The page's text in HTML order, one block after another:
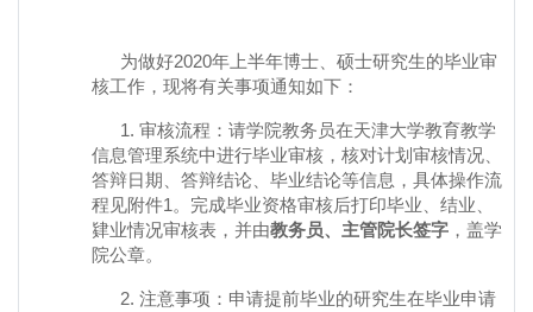
为做好2020年上半年博士、硕士研究生的毕业审
核工作，现将有关事项通知如下：
1. 审核流程：请学院教务员在天津大学教育教学
信息管理系统中进行毕业审核，核对计划审核情况、
答辩日期、答辩结论、毕业结论等信息，具体操作流
程见附件1 。完成毕业资格审核后打印毕业、结业、
肄业情况审核表，并由教务员、主管院长签字 ，盖学
院公章。
2. 注意事项：申请提前毕业的研究生在毕业申请